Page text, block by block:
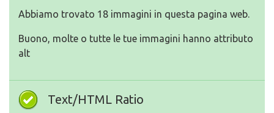
Abbiamo trovato 18 immagini in questa pagina web.
Buono, molte o tutte le tue immagini hanno attributo
alt
Text/HTML Ratio